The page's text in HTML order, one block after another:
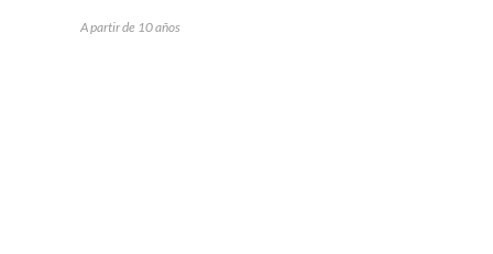
A partir de 10 años